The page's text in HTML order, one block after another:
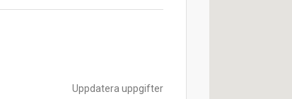
Uppdatera uppgifter